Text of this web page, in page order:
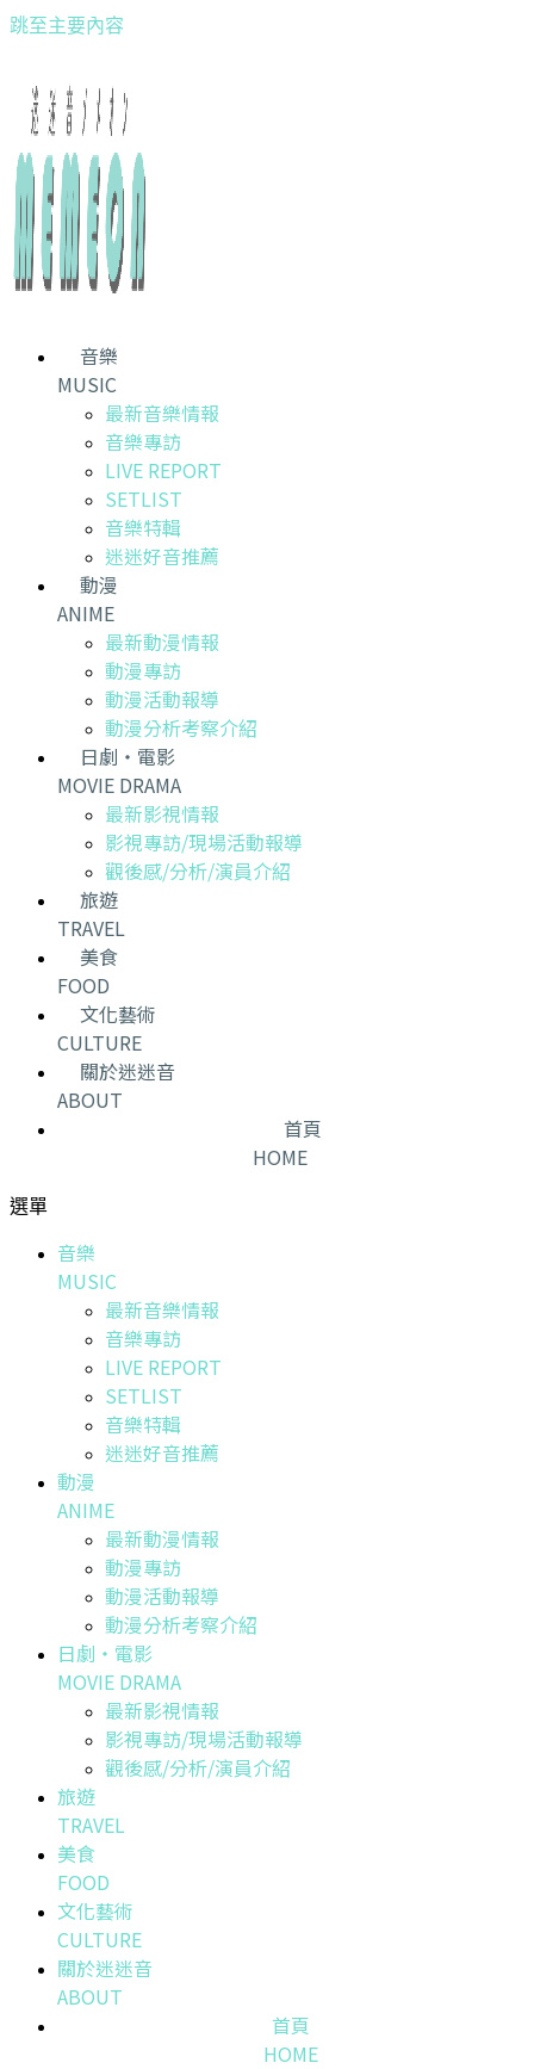
跳至主要內容
音樂
MUSIC
最新音樂情報
音樂專訪
LIVE REPORT
SETLIST
音樂特輯
迷迷好音推薦
動漫
ANIME
最新動漫情報
動漫專訪
動漫活動報導
動漫分析考察介紹
日劇・電影
MOVIE DRAMA
最新影視情報
影視專訪/現場活動報導
觀後感/分析/演員介紹
旅遊
TRAVEL
美食
FOOD
文化藝術
CULTURE
關於迷迷音
ABOUT
首頁
HOME
選單
音樂
MUSIC
最新音樂情報
音樂專訪
LIVE REPORT
SETLIST
音樂特輯
迷迷好音推薦
動漫
ANIME
最新動漫情報
動漫專訪
動漫活動報導
動漫分析考察介紹
日劇・電影
MOVIE DRAMA
最新影視情報
影視專訪/現場活動報導
觀後感/分析/演員介紹
旅遊
TRAVEL
美食
FOOD
文化藝術
CULTURE
關於迷迷音
ABOUT
首頁
HOME